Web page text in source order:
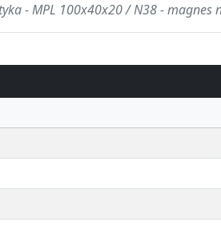
- MPL 100x40x20 / N38 - magnes